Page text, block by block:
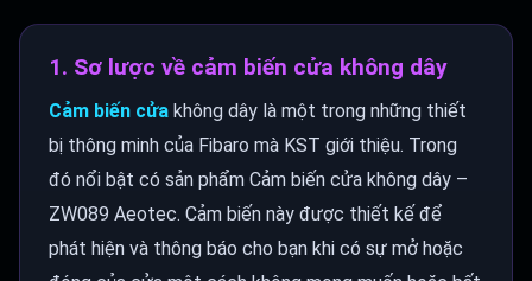
1. Sơ lược về cảm biến cửa không dây
Cảm biến cửa không dây là một trong những thiết
bị thông minh của Fibaro mà KST giới thiệu. Trong
đó nổi bật có sản phẩm Cảm biến cửa không dây –
ZW089 Aeotec. Cảm biến này được thiết kế để
phát hiện và thông báo cho bạn khi có sự mở hoặc